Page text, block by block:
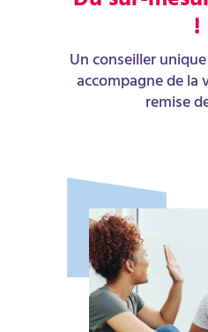
!
Un conseiller
accompagne de la
remise